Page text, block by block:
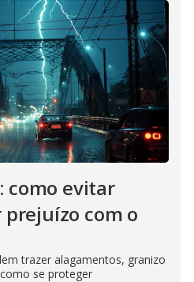
como evitar
com o
trazer alagamentos, granizo
se proteger